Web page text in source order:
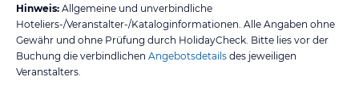
Hinweis: Allgemeine und unverbindliche
Hoteliers-/Veranstalter-/Kataloginformationen. Alle Angaben ohne
Gewähr und ohne Prüfung durch HolidayCheck. Bitte lies vor der
Buchung die verbindlichen Angebotsdetails des jeweiligen
Veranstalters.